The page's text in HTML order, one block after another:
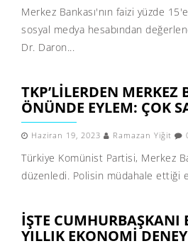
Merkez Bankası'nın faizi yüzde 15'e
sosyal medya hesabından
Dr. Daron...
TKP’LILERDEN MERKEZ
ÖNÜNDE EYLEM: ÇOK
Haziran 19, 2023 Ramazan Yiğit
Türkiye Komünist Partisi, Merkez
düzenledi. Polisin müdahale ettiği
İŞTE CUMHURBAŞKANI
YILLIK EKONOMI